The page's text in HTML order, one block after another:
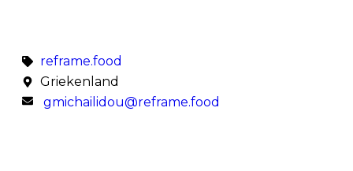
reframe.food
Griekenland
gmichailidou@reframe.food